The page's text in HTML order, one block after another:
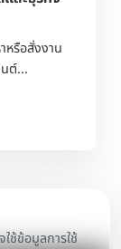
รือสั่งงาน
ต์...
ใช้ข้อมูลการใช้